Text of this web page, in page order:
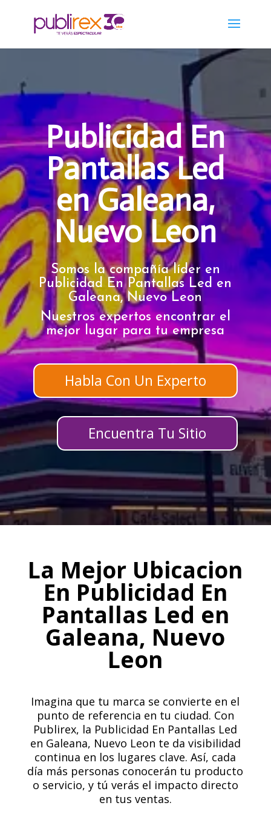
Publicidad En
Pantallas Led
en Galeana,
Nuevo Leon
Somos la compañía líder en
Publicidad En Pantallas Led en
Galeana, Nuevo Leon
Nuestros expertos encontrar el
mejor lugar para tu empresa
Habla Con Un Experto
Encuentra Tu Sitio
La Mejor Ubicacion
En Publicidad En
Pantallas Led en
Galeana, Nuevo
Leon
Imagina que tu marca se convierte en el
punto de referencia en tu ciudad. Con
Publirex, la Publicidad En Pantallas Led
en Galeana, Nuevo Leon te da visibilidad
continua en los lugares clave. Así, cada
día más personas conocerán tu producto
o servicio, y tú verás el impacto directo
en tus ventas.